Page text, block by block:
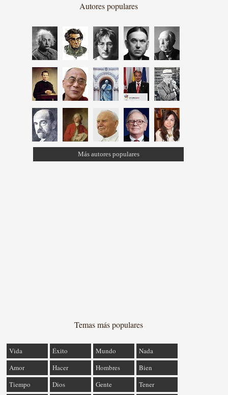
Autores populares
Más autores populares
Temas más populares
Vida Éxito Mundo
Nada
Amor
Hacer Hombres
Bien
Tiempo
Dios Gente Tener